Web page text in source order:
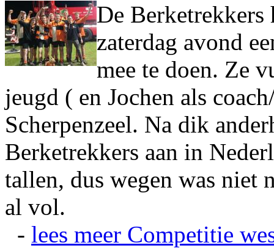
De Berketrekkers
zaterdag avond
mee te doen. Ze
jeugd ( en Jochen als
Scherpenzeel. Na dik
Berketrekkers aan in
tallen, dus wegen was niet
al vol.
- lees meer Competitie